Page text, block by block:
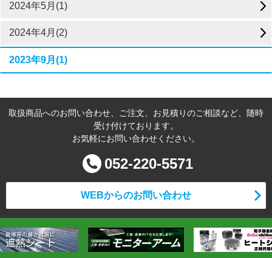
2024年5月(1)
2024年4月(2)
2023年9月(1)
取扱商品へのお問い合わせ、ご注文、お見積りのご相談など、随時
受け付けております。
お気軽にお問い合わせください。
052-220-5571
WEBからのお問い合わせ